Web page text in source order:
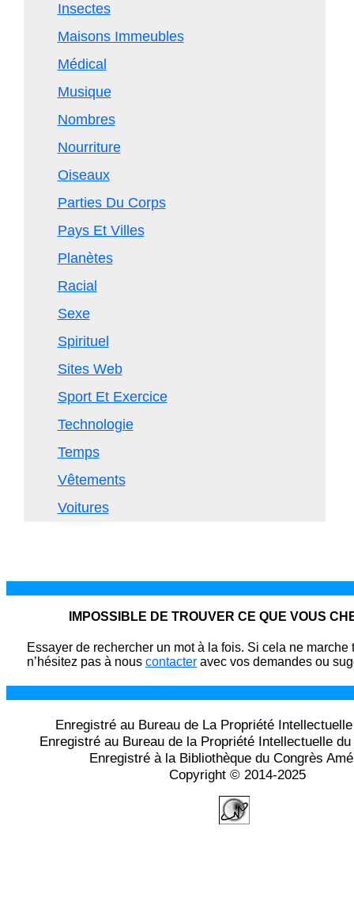
Insectes
Maisons Immeubles
Médical
Musique
Nombres
Nourriture
Oiseaux
Parties Du Corps
Pays Et Villes
Planètes
Racial
Sexe
Spirituel
Sites Web
Sport Et Exercice
Technologie
Temps
Vêtements
Voitures
IMPOSSIBLE DE TROUVER CE QUE VOUS
Essayer de rechercher un mot à la fois. Si cela ne marche
n’hésitez pas à nous contacter avec vos demandes ou
Enregistré au Bureau de La Propriété
Enregistré au Bureau de la Propriété Intellectuelle
Enregistré à la Bibliothèque du Congrès
Copyright © 2014-2025